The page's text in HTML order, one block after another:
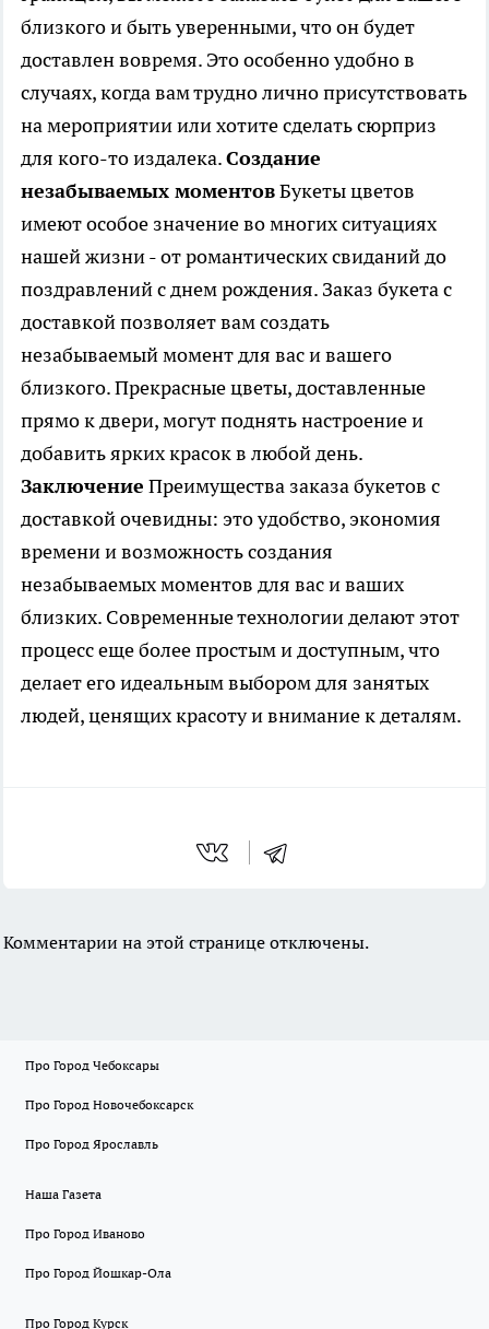
близкого и быть уверенными, что он будет
доставлен вовремя. Это особенно удобно в
случаях, когда вам трудно лично присутствовать
на мероприятии или хотите сделать сюрприз
для кого-то издалека.Создание
незабываемых моментовБукеты цветов
имеют особое значение во многих ситуациях
нашей жизни - от романтических свиданий до
поздравлений с днем рождения. Заказ букета с
доставкой позволяет вам создать
незабываемый момент для вас и вашего
близкого. Прекрасные цветы, доставленные
прямо к двери, могут поднять настроение и
добавить ярких красок в любой день.
Заключение Преимущества заказа букетов с
доставкой очевидны: это удобство, экономия
времени и возможность создания
незабываемых моментов для вас и ваших
близких. Современные технологии делают этот
процесс еще более простым и доступным, что
делает его идеальным выбором для занятых
людей, ценящих красоту и внимание к деталям.
Комментарии на этой странице отключены.
Про Город Чебоксары
Про Город Новочебоксарск
Про Город Ярославль
Наша Газета
Про Город Иваново
Про Город Йошкар-Ола
Про Город Курск